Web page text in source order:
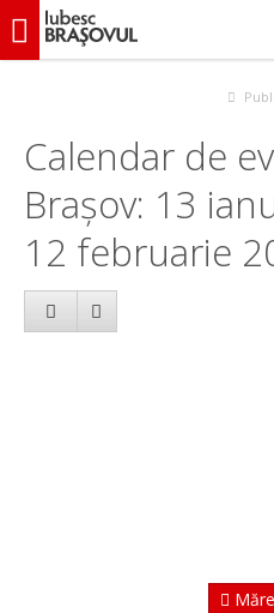
iubescbraşovul.ro
Calendar de
Brașov: 13
12 februarie